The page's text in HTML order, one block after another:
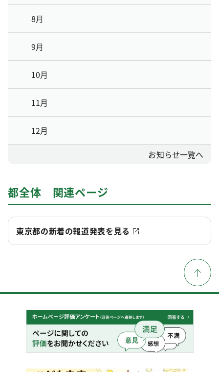
8月
9月
10月
11月
12月
お知らせ一覧へ
都全体 関連ページ
東京都の新着の報道発表を見る